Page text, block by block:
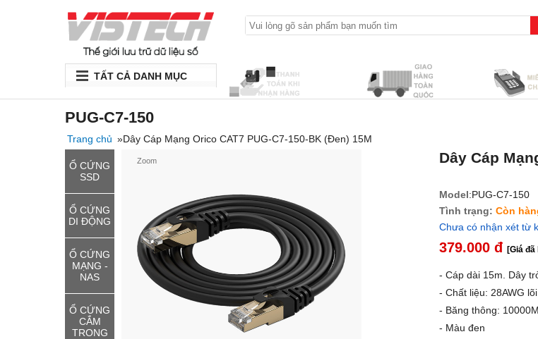
TẤT CẢ DANH MỤC
PUG-C7-150
Trang chủ »Dây Cáp Mạng Orico CAT7 PUG-C7-150-BK (Đen) 15M
Ổ CỨNG
SSD
Ổ CỨNG
DI ĐỘNG
Ổ CỨNG
MẠNG -
NAS
Ổ CỨNG
CẮM
TRONG
Zoom Dây Cáp
Model:PUG-C7-150
Tình trạng: Còn
Chưa có nhận xét từ
379.000 đ [Giá đã
- Cáp dài 15m. Dây
- Chất liệu: 28AWG
- Băng thông:
- Màu đen